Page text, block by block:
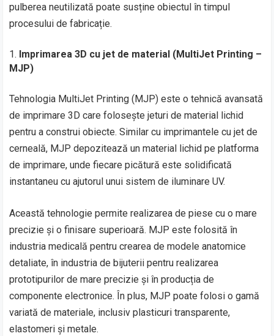
pulberea neutilizată poate susține obiectul în timpul
procesului de fabricație.
Imprimarea 3D cu jet de material (MultiJet Printing –
MJP)
Tehnologia MultiJet Printing (MJP) este o tehnică avansată
de imprimare 3D care folosește jeturi de material lichid
pentru a construi obiecte. Similar cu imprimantele cu jet de
cerneală, MJP depozitează un material lichid pe platforma
de imprimare, unde fiecare picătură este solidificată
instantaneu cu ajutorul unui sistem de iluminare UV.
Această tehnologie permite realizarea de piese cu o mare
precizie și o finisare superioară. MJP este folosită în
industria medicală pentru crearea de modele anatomice
detaliate, în industria de bijuterii pentru realizarea
prototipurilor de mare precizie și în producția de
componente electronice. În plus, MJP poate folosi o gamă
variată de materiale, inclusiv plasticuri transparente,
elastomeri și metale.